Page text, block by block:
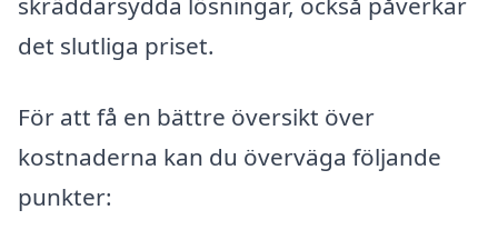
det slutliga priset.
För att få en bättre översikt över
kostnaderna kan du överväga följande
punkter: